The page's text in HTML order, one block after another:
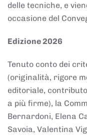
delle tecniche, e
occasione del
Edizione 2026
Tenuto conto dei
(originalità, rigore
editoriale,
a più firme), la
Bernardoni, Elena
Savoia, Valentina